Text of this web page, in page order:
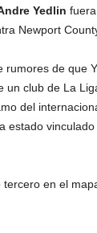
Yedlin
Newport
de que
un club de La
del
estado
en el